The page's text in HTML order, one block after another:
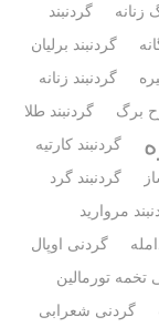
زنانه
گردنبند
گردنبند برلیان
گردنبند زنانه
برگ
گردنبند طلا
گردنبند کارتیه
گردنبند گرد
مروارید
گردنی اوپال
تخمه تورمالین
گردنی شعرابی